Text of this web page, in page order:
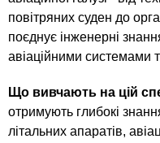
r
i
e
к
У
ч
б
н
повітряних суден до
поєднує інженерні
авіаційними системами
Що вивчають на цій
отримують глибокі
літальних апаратів,